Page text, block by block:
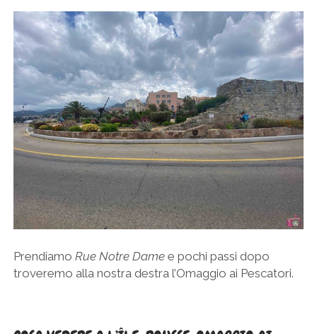
Prendiamo Rue Notre Damee pochi passi dopo
troveremo alla nostra destra l’Omaggio ai Pescatori.